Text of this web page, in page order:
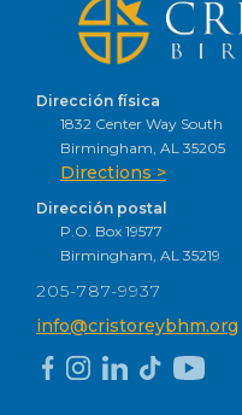
Dirección física
1832 Center Way South
Birmingham, AL 35205
Directions >
Dirección postal
P.O. Box 19577
Birmingham, AL 35219
205-787-9937
info@cristoreybhm.org